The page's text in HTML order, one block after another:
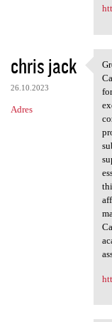
chris jack
26.10.2023
Adres